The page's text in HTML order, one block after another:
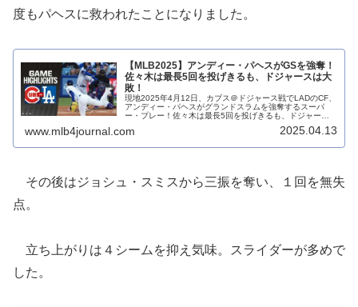
度もパヘスに救われたことになりました。
【MLB2025】アンディー・パヘスがGSを強奪！
佐々木は最長5回を投げきるも、ドジャースは大
敗！
現地2025年4月12日、カブス＠ドジャース戦でLADのCF、
アンディー・パヘスがグランドスラムを強奪するスーパ
ー・プレー！佐々木は最長5回を投げきるも、ドジャース
www.mlb4journal.com 2025.04.13
その後はジョシュ・スミスから三振を奪い、１回を無失
点。
立ち上がりは４シームを抑え気味。スライダーが多めで
した。